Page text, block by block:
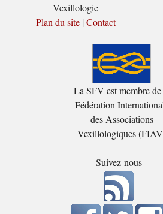
Vexillologie
Plan du site|Contact
La SFV est membre de
Fédération
des Associations
Vexillologiques
Suivez-nous